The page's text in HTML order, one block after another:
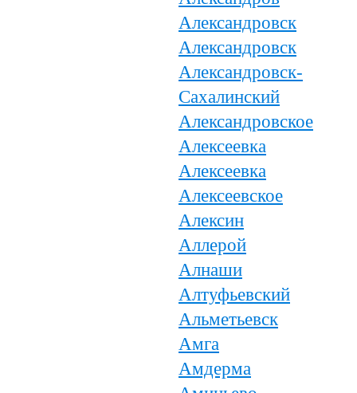
Александровск
Александровск
Александровск-
Сахалинский
Александровское
Алексеевка
Алексеевка
Алексеевское
Алексин
Аллерой
Алнаши
Алтуфьевский
Альметьевск
Амга
Амдерма